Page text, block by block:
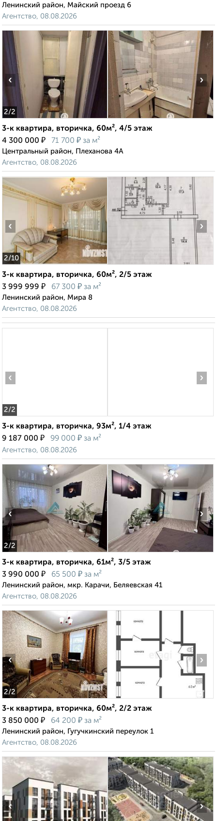
Ленинский район, Майский проезд 6
Агентство, 08.08.2026
2/2
‹ ›
3-к квартира, вторичка, 60м², 4/5 этаж
4 300 000 ₽ 71 700 ₽ за м²
Центральный район, Плеханова 4А
Агентство, 08.08.2026
2/10
‹ ›
3-к квартира, вторичка, 60м², 2/5 этаж
3 999 999 ₽ 67 300 ₽ за м²
Ленинский район, Мира 8
Агентство, 08.08.2026
2/2
‹ ›
3-к квартира, вторичка, 93м², 1/4 этаж
9 187 000 ₽ 99 000 ₽ за м²
Агентство, 08.08.2026
2/2
‹ ›
3-к квартира, вторичка, 61м², 3/5 этаж
3 990 000 ₽ 65 500 ₽ за м²
Ленинский район, мкр. Карачи, Беляевская 41
Агентство, 08.08.2026
2/2
‹ ›
3-к квартира, вторичка, 60м², 2/2 этаж
3 850 000 ₽ 64 200 ₽ за м²
Ленинский район, Гугучкинский переулок 1
Агентство, 08.08.2026
‹ ›